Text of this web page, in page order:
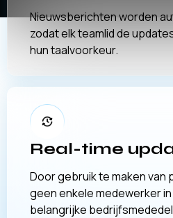
Nieuwsberichten worden
zodat elk teamlid de
hun taalvoorkeur.
Real-time
Door gebruik te maken van
geen enkele medewerker
belangrijke